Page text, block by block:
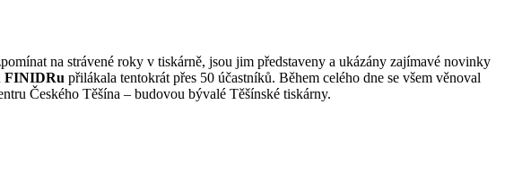
na strávené roky v tiskárně, jsou jim představeny a ukázány zajímavé novinky
FINIDRu přilákala tentokrát přes 50 účastníků. Během celého dne se všem věnoval
Českého Těšína – budovou bývalé Těšínské tiskárny.